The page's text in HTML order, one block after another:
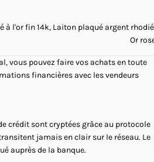
à l'or fin 14k, Laiton plaqué argent
Or
vous pouvez faire vos achats en toute
financières avec les vendeurs
crédit sont cryptées grâce au protocole
jamais en clair sur le réseau. Le
auprès de la banque.